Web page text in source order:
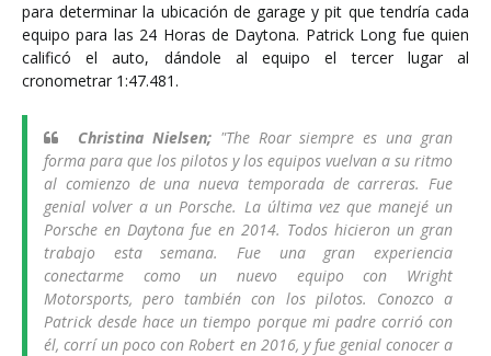
para determinar la ubicación de garage y pit que tendría cada
equipo para las 24 Horas de Daytona. Patrick Long fue quien
calificó el auto, dándole al equipo el tercer lugar al
cronometrar 1:47.481.
Christina Nielsen; "The Roar siempre es una gran
forma para que los pilotos y los equipos vuelvan a su ritmo
al comienzo de una nueva temporada de carreras. Fue
genial volver a un Porsche. La última vez que manejé un
Porsche en Daytona fue en 2014. Todos hicieron un gran
trabajo esta semana. Fue una gran experiencia
conectarme como un nuevo equipo con Wright
Motorsports, pero también con los pilotos. Conozco a
Patrick desde hace un tiempo porque mi padre corrió con
él, corrí un poco con Robert en 2016, y fue genial conocer a